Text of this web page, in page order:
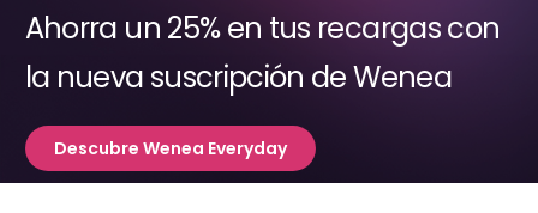
Ahorra un 25% en tus recargas con
la nueva suscripción de Wenea
Descubre Wenea Everyday